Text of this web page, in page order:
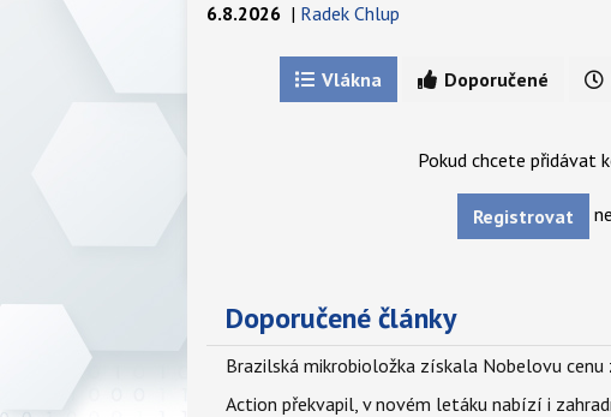
6.8.2026 | Radek Chlup
Vlákna Doporučené
Pokud chcete přidávat
Registrovat
Doporučené články
Brazilská mikrobioložka získala Nobelovu
Action překvapil, v novém letáku nabízí i